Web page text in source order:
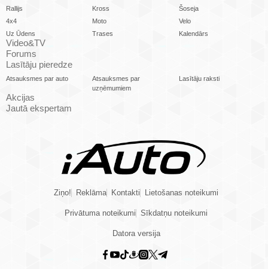
Rallijs Kross
Šoseja
4x4
Moto
Velo
Uz Ūdens
Trases Kalendārs
Video&TV
Forums
Lasītāju pieredze
Atsauksmes par auto
Atsauksmes par
uzņēmumiem
Lasītāju raksti
Akcijas
Jautā ekspertam
Ziņo! Reklāma Kontakti Lietošanas noteikumi
Privātuma noteikumi Sīkdatņu noteikumi
Datora versija